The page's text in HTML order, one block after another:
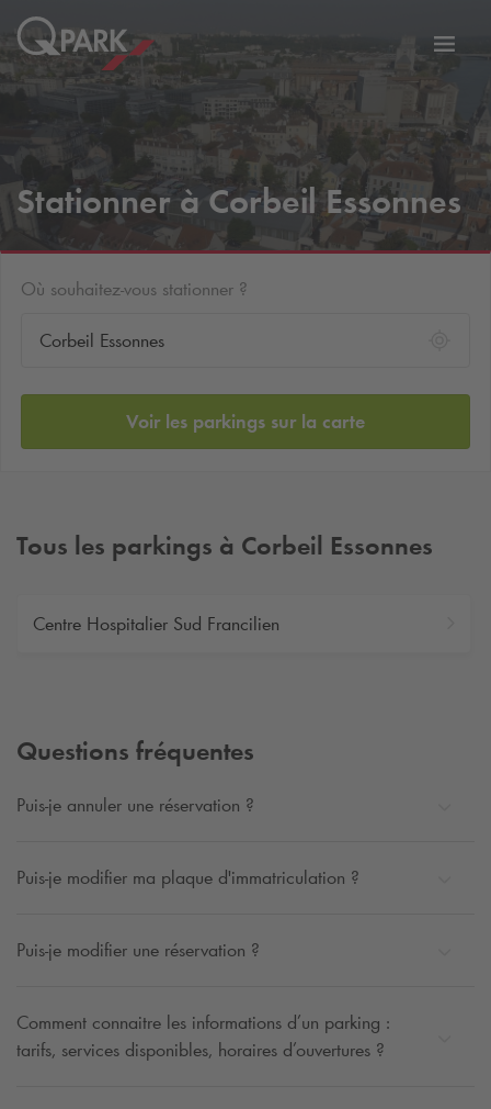
la
Stationner à Corbeil Essonnes
Où souhaitez-vous stationner ?
Voir les parkings sur la carte
Tous les parkings à Corbeil Essonnes
Centre Hospitalier Sud Francilien
Questions fréquentes
Puis-je annuler une réservation ?
Puis-je modifier ma plaque d'immatriculation ?
Puis-je modifier une réservation ?
Comment connaitre les informations d’un parking :
tarifs, services disponibles, horaires d’ouvertures ?